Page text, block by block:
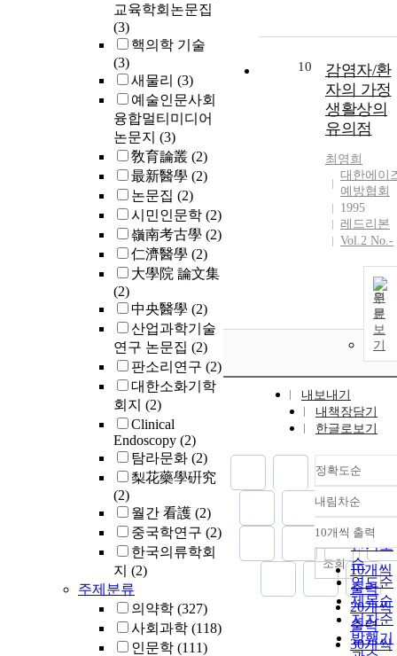
교육학회논문집
(3)
핵의학 기술
(3)
새물리 (3)
예술인문사회
융합멀티미디어
논문지 (3)
敎育論叢 (2)
最新醫學 (2)
논문집 (2)
시민인문학 (2)
嶺南考古學 (2)
仁濟醫學 (2)
大學院 論文集
(2)
中央醫學 (2)
산업과학기술
연구 논문집 (2)
판소리연구 (2)
대한소화기학
회지 (2)
Clinical
Endoscopy (2)
탐라문화 (2)
梨花藥學硏究
(2)
월간 看護 (2)
중국학연구 (2)
한국의류학회
지 (2)
주제분류
의약학 (327)
사회과학 (118)
인문학 (111)
CQ), Anxiety
Sen -sitivity
Index(ASI),
Panic Belief
Q)의 결과를
석하였다. 또
3개월, 6개월
개월 추적조사
를 통해 각 약
군별 약물복용
태기능(End-
Fungtioning)
평가하여 분석
하였고, 12개
양 변화와 약
군별 차이, 최
상태기능 사이
의 관계를 분
하였다. 결 과:
인지행동치료
전 사용 약물
종류와 상관없
이, 인지행동
료 이후 모든
상 변인이 통
적으로 유의미
하게 향상되었
다. 인지행동
료 직후, 대상
10
감염자/환
자의 가정
생활상의
유의점
최영희
대한에이
예방협회
1995
레드리본
Vol.2 No.-
원
문
보
기
내보내기
내책장담기
한글로보기
정확도순
정확도
순
인기도
순
연도순
제목순
저자순
발행기
내림차순
내림차
10개씩 출력
10개씩
출력
20개씩
출력
30개씩
조회